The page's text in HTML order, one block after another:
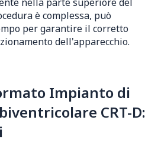
è complessa, può
per garantire il corretto
dell'apparecchio.
Impianto di
CRT-D: